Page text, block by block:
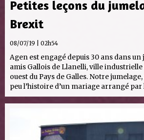
Petites leçons du
Brexit
08/07/19 | 02h54
Agen est engagé depuis 30 ans dans
amis Gallois de Llanelli, ville industrielle
ouest du Pays de Galles. Notre jumelage,
peu l’histoire d’un mariage arrangé par